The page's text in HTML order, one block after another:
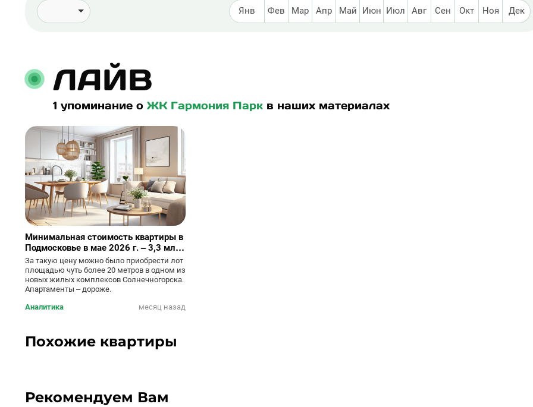
Янв Фев Мар Апр Май Июн Июл Авг Сен Окт Ноя Дек
ЛАЙВ
1 упоминание о ЖК Гармония Парк в наших материалах
Минимальная стоимость квартиры в
Подмосковье в мае 2026 г. – 3,3 млн
рублей
За такую цену можно было приобрести лот
площадью чуть более 20 метров в одном из
новых жилых комплексов Солнечногорска.
Апартаменты – дороже.
Аналитика
месяц назад
Похожие квартиры
Рекомендуем Вам